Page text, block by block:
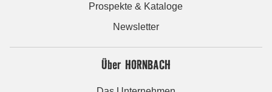
Prospekte & Kataloge
Newsletter
Über HORNBACH